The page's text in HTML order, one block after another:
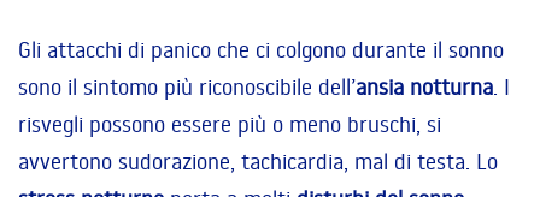
Gli attacchi di panico che ci colgono durante il sonno
sono il sintomo più riconoscibile dell’ansia notturna. I
risvegli possono essere più o meno bruschi, si
avvertono sudorazione, tachicardia, mal di testa. Lo